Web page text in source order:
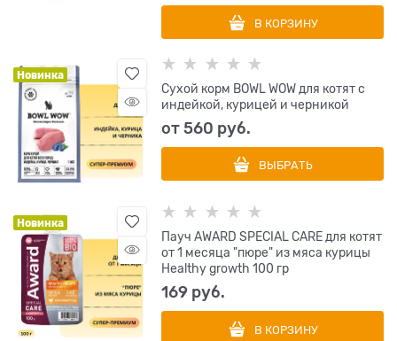
В КОРЗИНУ
Новинка
Сухой корм BOWL WOW для котят с
индейкой, курицей и черникой
от560 руб.
ВЫБРАТЬ
Новинка
Пауч AWARD SPECIAL CARE для котят
от 1 месяца "пюре" из мяса курицы
Healthy growth 100 гр
169 руб.
В КОРЗИНУ